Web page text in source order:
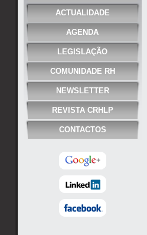
ACTUALIDADE
AGENDA
LEGISLAÇÃO
COMUNIDADE RH
NEWSLETTER
REVISTA CRHLP
CONTACTOS